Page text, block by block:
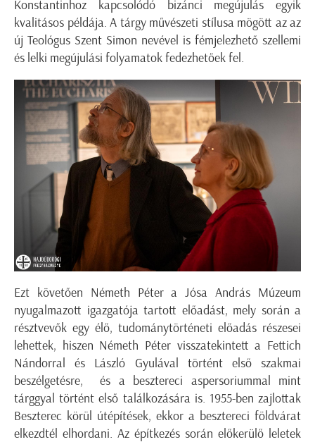
Konstantinhoz kapcsolódó bizánci megújulás egyik
kvalitásos példája. A tárgy művészeti stílusa mögött az az
új Teológus Szent Simon nevével is fémjelezhető szellemi
és lelki megújulási folyamatok fedezhetőek fel.
Ezt követően Németh Péter a Jósa András Múzeum
nyugalmazott igazgatója tartott előadást, mely során a
résztvevők egy élő, tudománytörténeti előadás részesei
lehettek, hiszen Németh Péter visszatekintett a Fettich
Nándorral és László Gyulával történt első szakmai
beszélgetésre, és a besztereci aspersoriummal mint
tárggyal történt első találkozására is. 1955-ben zajlottak
Beszterec körül útépítések, ekkor a besztereci földvárat
elkezdtél elhordani. Az építkezés során előkerülő leletek